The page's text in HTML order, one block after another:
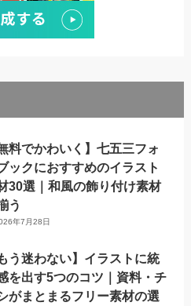
無料でかわいく】七五三フォ
ックにおすすめのイラスト
30選｜和風の飾り付け素材
う
年7月28日
もう迷わない】イラストに統
を出す5つのコツ｜資料・チ
がまとまるフリー素材の選